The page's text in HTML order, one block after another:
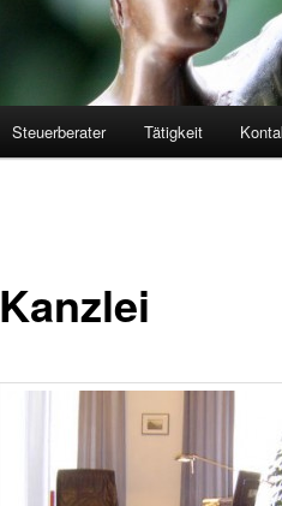
Steuerberater Tätigkeit
Kanzlei